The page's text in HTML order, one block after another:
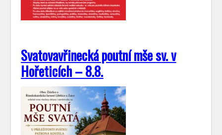
Svatovavřinecká poutní mše sv. v
Hořeticích – 8.8.